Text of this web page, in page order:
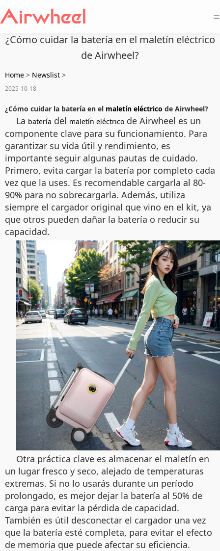
=
¿Cómo cuidar la batería en el maletín eléctrico
de Airwheel?
Home > Newslist >
2025-10-18
¿Cómo cuidar la batería en el maletín eléctrico de Airwheel?
La batería del maletín eléctrico de Airwheel es un
componente clave para su funcionamiento. Para
garantizar su vida útil y rendimiento, es
importante seguir algunas pautas de cuidado.
Primero, evita cargar la batería por completo cada
vez que la uses. Es recomendable cargarla al 80-
90% para no sobrecargarla. Además, utiliza
siempre el cargador original que vino en el kit, ya
que otros pueden dañar la batería o reducir su
capacidad.
Otra práctica clave es almacenar el maletín en
un lugar fresco y seco, alejado de temperaturas
extremas. Si no lo usarás durante un período
prolongado, es mejor dejar la batería al 50% de
carga para evitar la pérdida de capacidad.
También es útil desconectar el cargador una vez
que la batería esté completa, para evitar el efecto
de memoria que puede afectar su eficiencia.